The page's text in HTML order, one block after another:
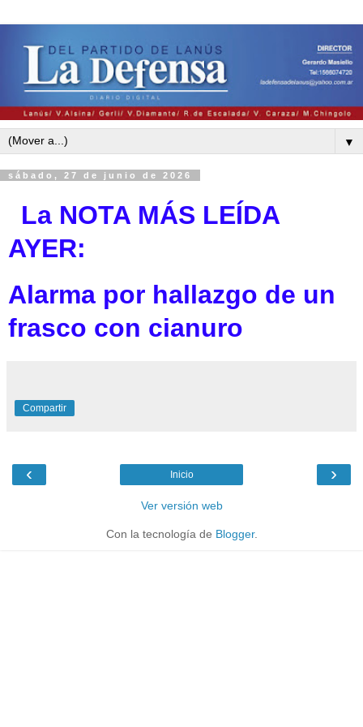
▼
sábado, 27 de junio de 2026
La NOTA MÁS LEÍDA
AYER:
Alarma por hallazgo de un
frasco con cianuro
Compartir
‹ ›
Inicio
Ver versión web
Con la tecnología de Blogger.